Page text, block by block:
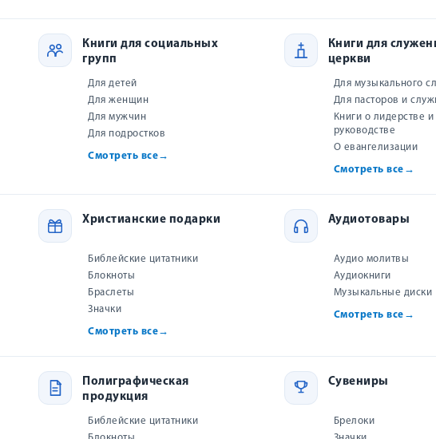
Книги для социальных
групп
Для детей
Для женщин
Для мужчин
Для подростков
Смотреть все→
Книги для
церкви
Для музыкального
Для пасторов и
Книги о лидерстве и
руководстве
О евангелизации
Смотреть все →
Христианские подарки
Библейские цитатники
Блокноты
Браслеты
Значки
Смотреть все→
Аудиотовары
Аудио молитвы
Аудиокниги
Музыкальные диски
Смотреть все →
Полиграфическая
продукция
Библейские цитатники
Сувениры
Брелоки
ВЛЮБЛЕННОСТИ
Гэрри Смолли
Купить
обращаем недостатки в